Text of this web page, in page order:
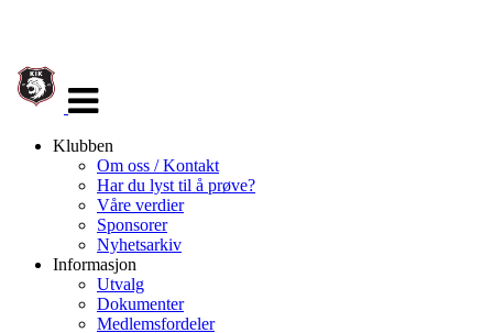
navigasjon
Klubben
Om oss / Kontakt
Har du lyst til å prøve?
Våre verdier
Sponsorer
Nyhetsarkiv
Informasjon
Utvalg
Dokumenter
Medlemsfordeler